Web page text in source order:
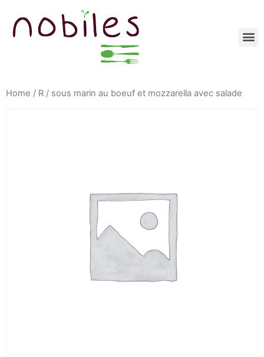
Home / R / sous marin au boeuf et mozzarella avec salade